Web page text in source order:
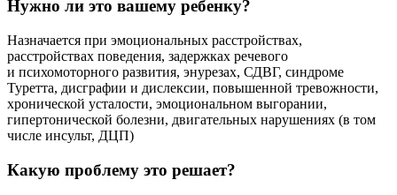
Нужно ли это вашему ребенку?
Назначается при эмоциональных расстройствах,
расстройствах поведения, задержках речевого
и психомоторного развития, энурезах, СДВГ, синдроме
Туретта, дисграфии и дислексии, повышенной тревожности,
хронической усталости, эмоциональном выгорании,
гипертонической болезни, двигательных нарушениях (в том
числе инсульт, ДЦП)
Какую проблему это решает?